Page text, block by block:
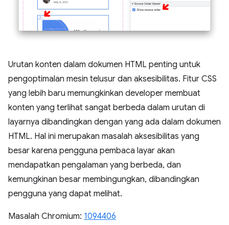
Urutan konten dalam dokumen HTML penting untuk
pengoptimalan mesin telusur dan aksesibilitas. Fitur CSS
yang lebih baru memungkinkan developer membuat
konten yang terlihat sangat berbeda dalam urutan di
layarnya dibandingkan dengan yang ada dalam dokumen
HTML. Hal ini merupakan masalah aksesibilitas yang
besar karena pengguna pembaca layar akan
mendapatkan pengalaman yang berbeda, dan
kemungkinan besar membingungkan, dibandingkan
pengguna yang dapat melihat.
Masalah Chromium: 1094406